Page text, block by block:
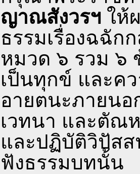
ญาณสังวรฯ ให้
ธรรมเรื่องฉฉัก
หมวด ๖ รวม ๖
เป็นทุกข์ และค
อายตนะภายน
เวทนา และตัณ
และปฏิบัติวิปัส
ฟังธรรมบทนั้น